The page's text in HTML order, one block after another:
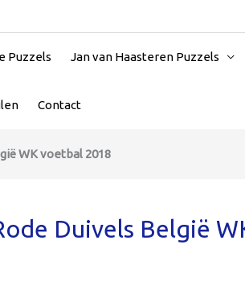
Puzzels Jan van Haasteren Puzzels
Contact
WK voetbal 2018
Duivels België